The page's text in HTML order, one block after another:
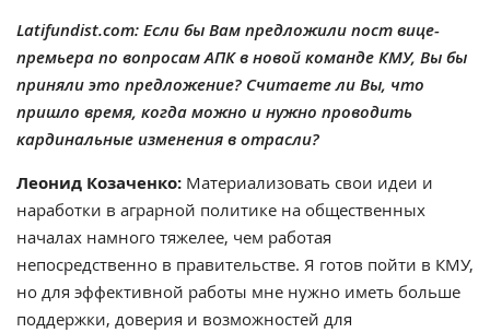
Latifundist.com: Если бы Вам предложили пост вице-
премьера по вопросам АПК в новой команде КМУ, Вы бы
приняли это предложение? Считаете ли Вы, что
пришло время, когда можно и нужно проводить
кардинальные изменения в отрасли?
Леонид Козаченко: Материализовать свои идеи и
наработки в аграрной политике на общественных
началах намного тяжелее, чем работая
непосредственно в правительстве. Я готов пойти в КМУ,
но для эффективной работы мне нужно иметь больше
поддержки, доверия и возможностей для